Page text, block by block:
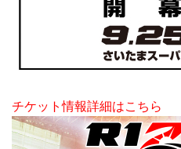
チケット情報詳細はこちら